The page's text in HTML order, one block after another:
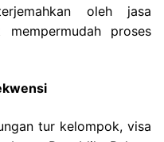
oleh jasa
mempermudah proses
tur kelompok, visa